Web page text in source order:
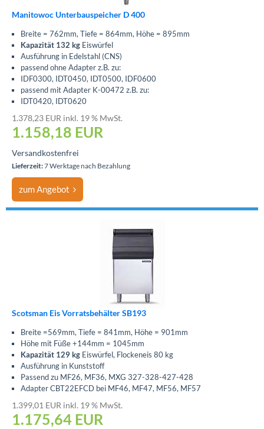
Manitowoc Unterbauspeicher D 400
Breite = 762mm, Tiefe = 864mm, Höhe = 895mm
Kapazität 132 kg Eiswürfel
Ausführung in Edelstahl (CNS)
passend ohne Adapter z.B. zu:
IDF0300, IDT0450, IDT0500, IDF0600
passend mit Adapter K-00472 z.B. zu:
IDT0420, IDT0620
1.378,23 EUR inkl. 19 % MwSt.
1.158,18 EUR
Versandkostenfrei
Lieferzeit:7 Werktage nach Bezahlung
zum Angebot
Scotsman Eis Vorratsbehälter SB193
Breite =569mm, Tiefe = 841mm, Höhe = 901mm
Höhe mit Füße +144mm = 1045mm
Kapazität 129 kg Eiswürfel, Flockeneis 80 kg
Ausführung in Kunststoff
Passend zu MF26, MF36, MXG 327-328-427-428
Adapter CBT22EFCD bei MF46, MF47, MF56, MF57
1.399,01 EUR inkl. 19 % MwSt.
1.175,64 EUR